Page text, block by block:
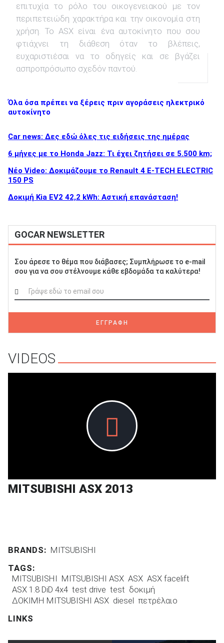
επιτυχία το ρόλο του οικογενειακού με τον
περιπετειώδη χαρακτήρα και την οικονομία στη
χρήση. Το ASX είναι ένα αυτοκίνητο που σου
φτιάχνει τη διάθεση όταν το βλέπεις,
ευχαριστιέσαι να το οδηγείς και σε βγάζει
ασπροπρόσωπο σχεδόν παντού.
Όλα όσα πρέπει να ξέρεις πριν αγοράσεις ηλεκτρικό
αυτοκίνητο
Car news: Δες εδώ όλες τις ειδήσεις της ημέρας
6 μήνες με το Honda Jazz: Τι έχει ζητήσει σε 5.500 km;
Νέο Video: Δοκιμάζουμε το Renault 4 E-TECH ELECTRIC
150 PS
Δοκιμή Kia EV2 42,2 kWh: Αστική επανάσταση!
GOCAR NEWSLETTER
Σου άρεσε το θέμα που διάβασες; Συμπλήρωσε το e-mail
σου για να σου στέλνουμε κάθε εβδομάδα τα καλύτερα!
ΕΓΓΡΑΦΗ
VIDEOS
MITSUBISHI ASX 2013
BRANDS: MITSUBISHI
TAGS:
MITSUBISHI MITSUBISHI ASX ASX ASX facelift
ASX 1.8 DiD 4x4 test drive test δοκιμή
ΔΟΚΙΜΗ MITSUBISHI ASX diesel πετρέλαιο
LINKS